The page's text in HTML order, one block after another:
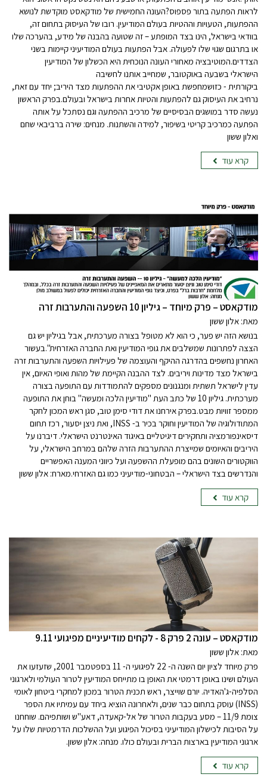
לראות הפתעה בתור פספוס?העונה החמישית של מודקאסט מוקדשת לנושא
ההפתעות, הטעויות וההטיות בעולם המודיעין. רובו של העיסוק בתחום זה,
בוודאי בישראל, הינו בצד המופתע – זה שטועה בהבנה של מידע, בהערכה שלו
או בתרגום שגוי שלו לפעולה. אבל הפתעות בעולם המודיעיני קיימות בשני
הצדדים.המוטיבציה מאחורי העונה הנוכחית היא הכשלון של המודיעין
הישראלי בשבעה באוקטובר, שמחייב אותנו לחשיבה
ביקורתית - כזושמחפשת באופן אקטיבי את ההפתעות מצד היריב; יחד עם זאת,
נרחיב את העיסוק גם להפתעות והטיות אחרות בישראל ובעולם.בפרק הראשון
נעשה סדר במושגים הבסיסיים של מרכיב ההפתעה וגם נסתכל על אותה
הפתעה כמרכיב קריטי בשיפור, למידה והשתנות. מנחים: שירה ברביבאי שחם
ואלון ששון
קרא עוד
‏‏‏‏מודקאסט – פרק מיוחד – גיליון 10 השפעה והתערבות זרה
מאת: אלון ששון
בנושא הזה יש פער, כי הוא לא מטופל בצורה מערכתית, אבל בגיליון יש גם
הצצה לפתרונות שמשלבים את גופי המודיעין ואת החברה האזרחית".בעשור
האחרון נחשפים בהדרגה ההיקף והעוצמה של פעילויות השפעה והתערבות זרה
בישראל מצד מדינות ויריבים. לצד ההבנה הקיימת של מהות ואופי האיום, אין
עדין לישראל תשתית ומנגנונים מספקים להתמודדות עם התופעה בצורה
מערכתית. גיליון 10 של כתב העת "מודיעין הלכה ומעשה" בוחן את התופעה
ממספר זוויות מבט.בפרק אירחנו את דודי סימן טוב, סגן ראש המכון לחקר
המתודולוגיה של המודיעין וחוקר בכיר ב- INSS, ואת ניצן יסעור, רכז תחום
דיסאינפורמציה ותחקירים דיגיטליים באיגוד האינטרנט הישראלי. דיברנו על
היריבים והאיומים שמייצרת ההתערבות הזרה שלהם במרחב הישראלי, על
הווקטורים השונים בהם מופעלת ההשפעה ועל כיווני המענה האפשריים
והנדרשים בצד הישראלי – הבטחוני-מודיעיני כמו גם האזרחי.מארח: אלון ששון
קרא עוד
מודקאסט – עונה 2 פרק 8 - לקחים מודיעיניים מפיגועי 9.11
מאת: אלון ששון
פרק מיוחד לציון יום השנה ה- 22 לפיגועי ה- 11 בספטמבר 2001, שזעזעו את
העולם ושינו באופן דרמטי את האופן בו מתייחס המודיעין לטרור העולמי ולארגוני
הסלפיה-ג'האדיה. יורם שוייצר, ראש תכנית הטרור במכון למחקרי ביטחון לאומי
(INSS) עוסק בתחום כבר שנים, ולאחרונה הוציא ביחד עם עמיתיו את הספר
צומת 11/9 – מסע בעקבות הטרור של אל-קאעדה, דאע"ש ושותפיהם. שוחחנו
על הסיבות לכישלון המודיעיני בסיכול הפיגוע ועל ההשלכות הדרמטיות שלו על
ארגוני המודיעין בארצות הברית ובעולם כולו. מנחה: אלון ששון.
קרא עוד